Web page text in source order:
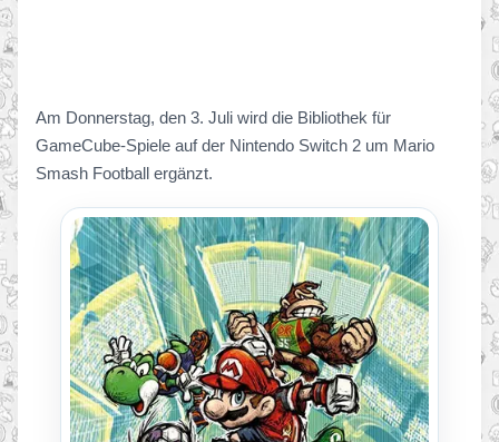
Am Donnerstag, den 3. Juli wird die Bibliothek für
GameCube-Spiele auf der Nintendo Switch 2 um Mario
Smash Football ergänzt.